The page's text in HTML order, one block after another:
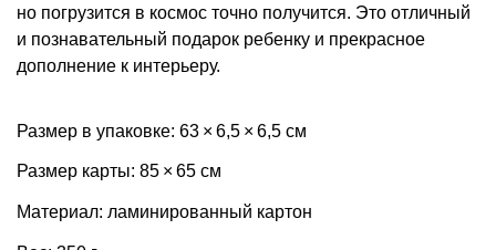
но погрузится в космос точно получится. Это отличный
и познавательный подарок ребенку и прекрасное
дополнение к интерьеру.
Размер в упаковке: 63 × 6,5 × 6,5 см
Размер карты: 85 × 65 см
Материал: ламинированный картон